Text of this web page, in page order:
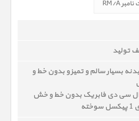
تولید
بدنه بسیار سالم و تمیز و بدون خط و
ال سی دی فابریک بدون خط و خش